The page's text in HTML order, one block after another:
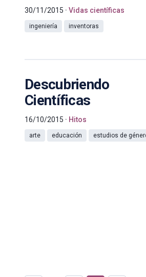
30/11/2015 Vidas científicas
ingeniería inventoras
Descubriendo
Científicas
16/10/2015 Hitos
arte educación estudios de